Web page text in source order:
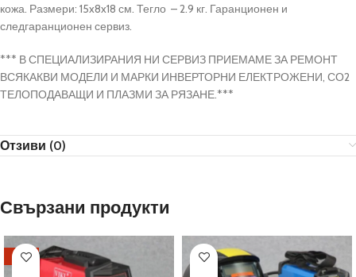
кожа. Размери: 15x8x18 см. Тегло – 2.9 кг. Гаранционен и
следгаранционен сервиз.
*** В СПЕЦИАЛИЗИРАНИЯ НИ СЕРВИЗ ПРИЕМАМЕ ЗА РЕМОНТ
ВСЯКАКВИ МОДЕЛИ И МАРКИ ИНВЕРТОРНИ ЕЛЕКТРОЖЕНИ, СО2
ТЕЛОПОДАВАЩИ И ПЛАЗМИ ЗА РЯЗАНЕ.***
Отзиви (0)
Свързани продукти
-47%